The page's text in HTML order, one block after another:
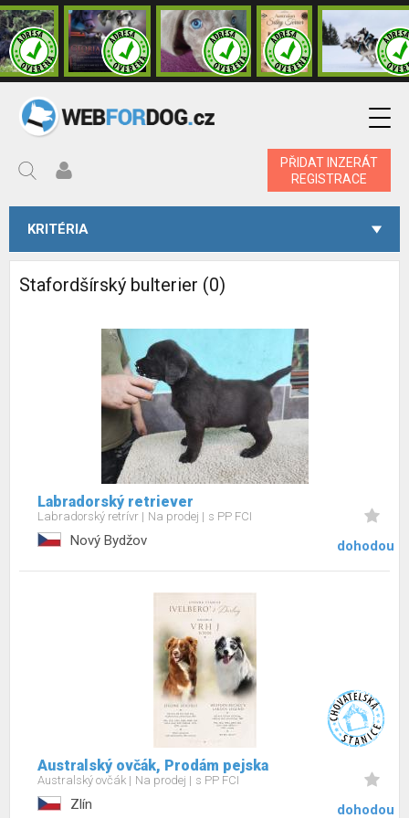
PŘIDAT INZERÁT
REGISTRACE
KRITÉRIA
Stafordšírský bulterier (0)
Labradorský retriever
Labradorský retrívr Na prodej s PP FCI
Nový Bydžov dohodou
Australský ovčák, Prodám pejska
Australský ovčák Na prodej s PP FCI
Zlín dohodou